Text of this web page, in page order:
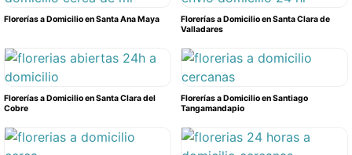
Florerías a Domicilio en Santa Ana Maya
Florerías a Domicilio en Santa Clara de
Valladares
Florerías a Domicilio en Santa Clara del
Cobre
Florerías a Domicilio en Santiago
Tangamandapio